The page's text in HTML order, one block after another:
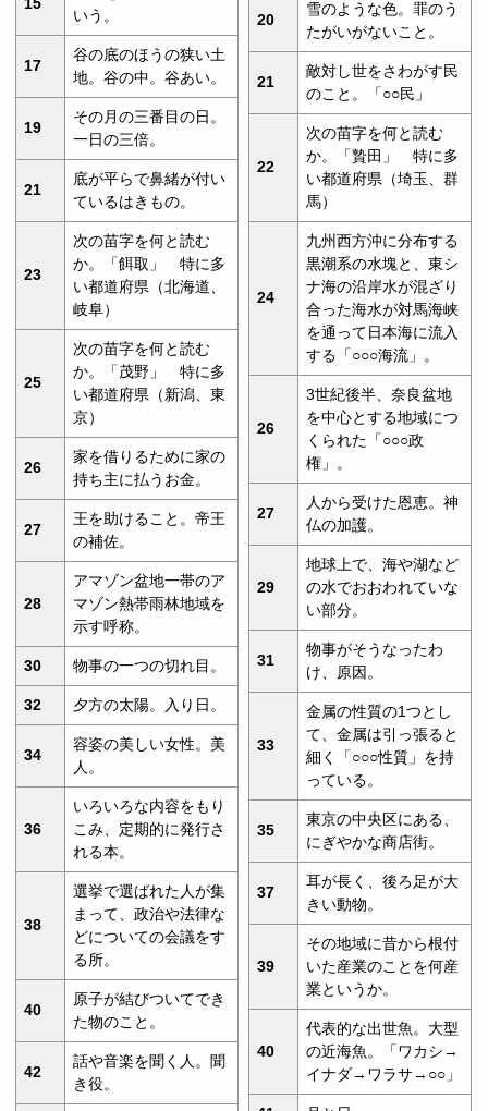
いう。
17
谷の底のほうの狭い土
地。谷の中。谷あい。
19
その月の三番目の日。
一日の三倍。
21
底が平らで鼻緒が付い
ているはきもの。
23
次の苗字を何と読む
か。「餌取」 特に多
い都道府県（北海道、
岐阜）
25
次の苗字を何と読む
か。「茂野」 特に多
い都道府県（新潟、東
京）
26
家を借りるために家の
持ち主に払うお金。
27
王を助けること。帝王
の補佐。
28
アマゾン盆地一帯のア
マゾン熱帯雨林地域を
示す呼称。
30 物事の一つの切れ目。
32 夕方の太陽。入り日。
34
容姿の美しい女性。美
人。
36
いろいろな内容をもり
こみ、定期的に発行さ
れる本。
38
選挙で選ばれた人が集
まって、政治や法律な
どについての会議をす
る所。
40
原子が結びついてでき
た物のこと。
42
話や音楽を聞く人。聞
き役。
20
雪のような色。罪のう
たがいがないこと。
21
敵対し世をさわがす民
のこと。「○○民」
22
次の苗字を何と読む
か。「贄田」 特に多
い都道府県（埼玉、群
馬）
24
九州西方沖に分布する
黒潮系の水塊と、東シ
ナ海の沿岸水が混ざり
合った海水が対馬海峡
を通って日本海に流入
する「○○○海流」。
26
3世紀後半、奈良盆地
を中心とする地域につ
くられた「○○○政
権」。
27
人から受けた恩恵。神
仏の加護。
29
地球上で、海や湖など
の水でおおわれていな
い部分。
31
物事がそうなったわ
け、原因。
33
金属の性質の1つとし
て、金属は引っ張ると
細く「○○○性質」を持
っている。
35
東京の中央区にある、
にぎやかな商店街。
37
耳が長く、後ろ足が大
きい動物。
39
その地域に昔から根付
いた産業のことを何産
業というか。
40
代表的な出世魚。大型
の近海魚。「ワカシ→
イナダ→ワラサ→○○」